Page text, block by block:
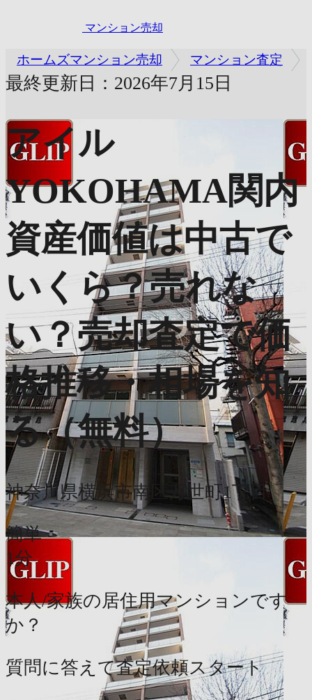
マンション売却
ホームズマンション売却 マンション査定
最終更新日：2026年7月15日
アイル
YOKOHAMA関内
資産価値は中古で
いくら？売れな
い？売却査定で価
格推移・相場を知
る（無料）
神奈川県横浜市南区万世町1丁目
簡単
1分
本人/家族の居住用マンションです
か？
質問に答えて査定依頼スタート